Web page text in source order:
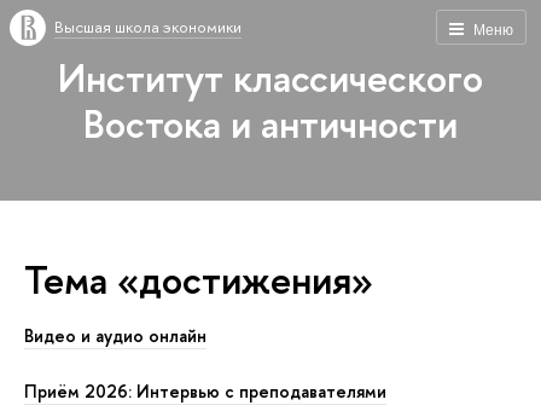
Меню
Высшая школа экономики
Институт классического
Востока и античности
Тема «достижения»
Видео и аудио онлайн
Приём 2026: Интервью с преподавателями